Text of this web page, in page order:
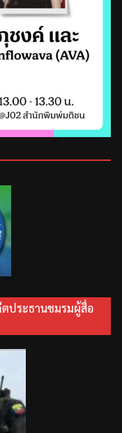
ตประธานชมรมผู้สื่อ